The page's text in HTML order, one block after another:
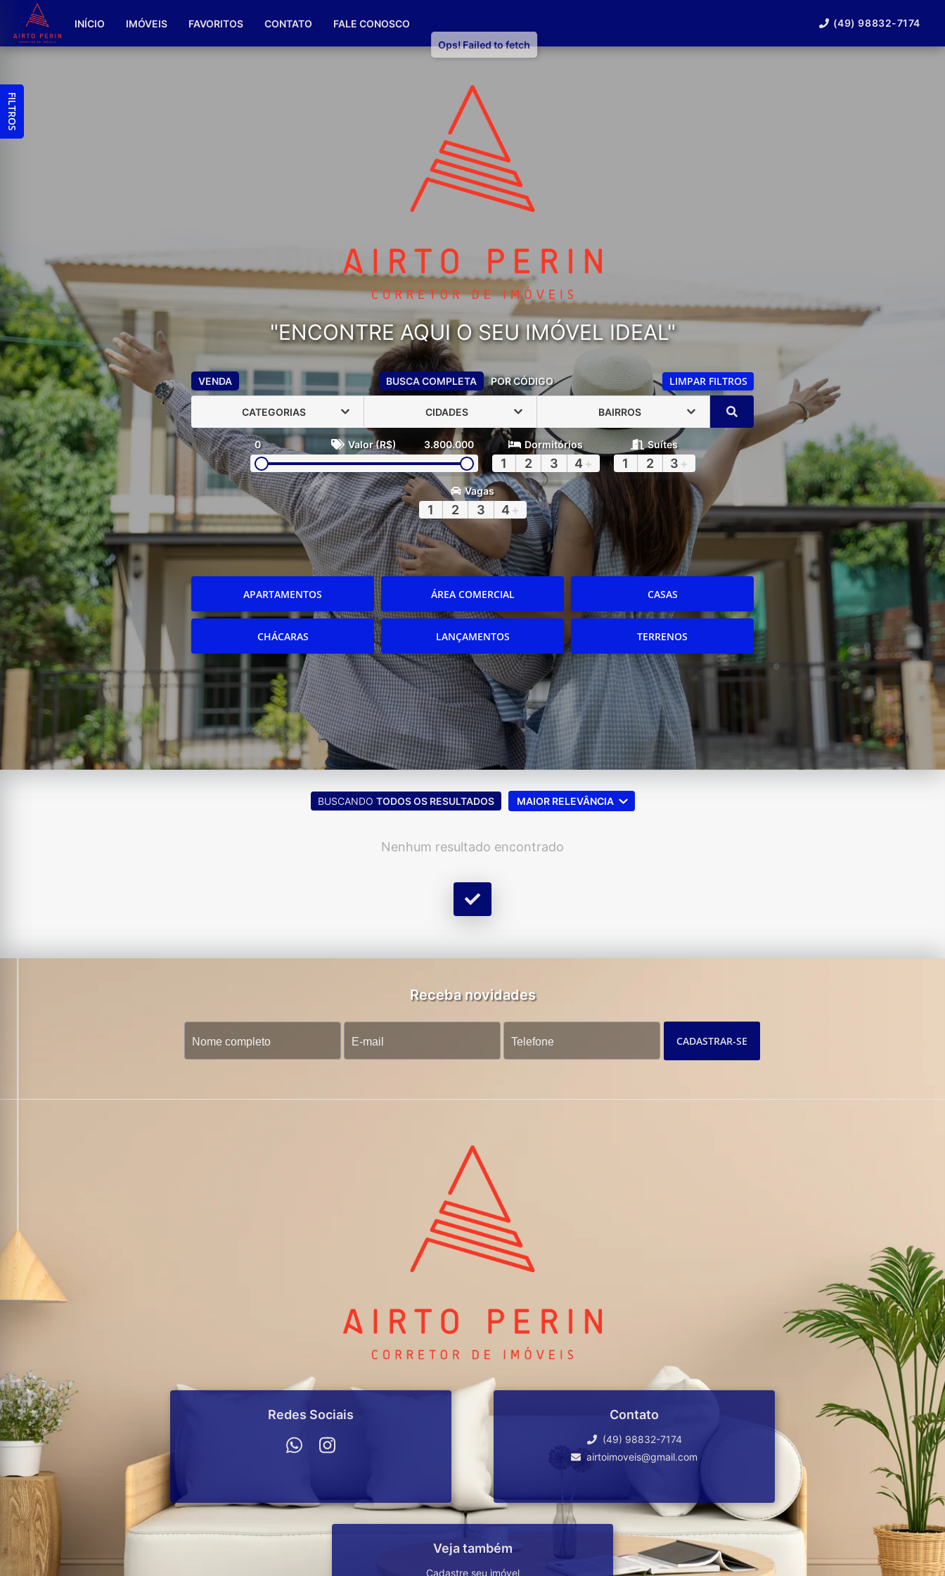
INÍCIO IMÓVEIS FAVORITOS CONTATO FALE CONOSCO (49) 98832-7174
"ENCONTRE AQUI O SEU IMÓVEL IDEAL"
VENDA BUSCA COMPLETA POR CÓDIGO LIMPAR FILTROS
CATEGORIAS CIDADES BAIRROS
0 Valor (R$) 3.800.000 Dormitórios
1 2 3 4 +
Suítes
1 2 3 +
Vagas
1 2 3 4 +
APARTAMENTOS ÁREA COMERCIAL CASAS
CHÁCARAS LANÇAMENTOS TERRENOS
FILTROS
BUSCANDO TODOS OS RESULTADOS MAIOR RELEVÂNCIA
Nenhum resultado encontrado
Receba novidades
CADASTRAR-SE
Redes Sociais Contato
(49) 98832-7174
airtoimoveis@gmail.com
Veja também
Cadastre seu imóvel